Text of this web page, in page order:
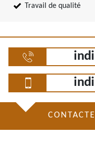
Travail de qualité